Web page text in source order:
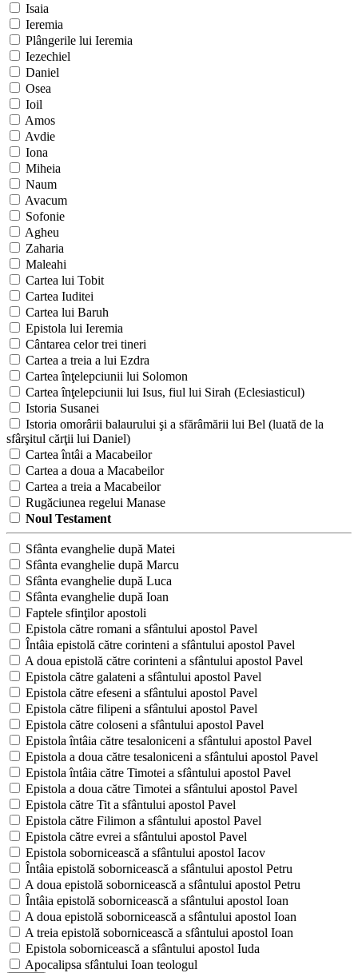
Isaia
Ieremia
Plângerile lui Ieremia
Iezechiel
Daniel
Osea
Ioil
Amos
Avdie
Iona
Miheia
Naum
Avacum
Sofonie
Agheu
Zaharia
Maleahi
Cartea lui Tobit
Cartea Iuditei
Cartea lui Baruh
Epistola lui Ieremia
Cântarea celor trei tineri
Cartea a treia a lui Ezdra
Cartea înţelepciunii lui Solomon
Cartea înţelepciunii lui Isus, fiul lui Sirah (Eclesiasticul)
Istoria Susanei
Istoria omorârii balaurului şi a sfărâmării lui Bel (luată de la
sfârşitul cărţii lui Daniel)
Cartea întâi a Macabeilor
Cartea a doua a Macabeilor
Cartea a treia a Macabeilor
Rugăciunea regelui Manase
Noul Testament
Sfânta evanghelie după Matei
Sfânta evanghelie după Marcu
Sfânta evanghelie după Luca
Sfânta evanghelie după Ioan
Faptele sfinţilor apostoli
Epistola către romani a sfântului apostol Pavel
Întâia epistolă către corinteni a sfântului apostol Pavel
A doua epistolă către corinteni a sfântului apostol Pavel
Epistola către galateni a sfântului apostol Pavel
Epistola către efeseni a sfântului apostol Pavel
Epistola către filipeni a sfântului apostol Pavel
Epistola către coloseni a sfântului apostol Pavel
Epistola întâia către tesaloniceni a sfântului apostol Pavel
Epistola a doua către tesaloniceni a sfântului apostol Pavel
Epistola întâia către Timotei a sfântului apostol Pavel
Epistola a doua către Timotei a sfântului apostol Pavel
Epistola către Tit a sfântului apostol Pavel
Epistola către Filimon a sfântului apostol Pavel
Epistola către evrei a sfântului apostol Pavel
Epistola sobornicească a sfântului apostol Iacov
Întâia epistolă sobornicească a sfântului apostol Petru
A doua epistolă sobornicească a sfântului apostol Petru
Întâia epistolă sobornicească a sfântului apostol Ioan
A doua epistolă sobornicească a sfântului apostol Ioan
A treia epistolă sobornicească a sfântului apostol Ioan
Epistola sobornicească a sfântului apostol Iuda
Apocalipsa sfântului Ioan teologul